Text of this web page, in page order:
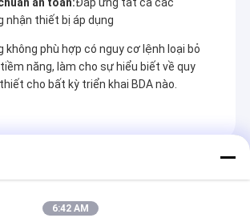
an toàn:Đáp ứng tất cả các
nhận thiết bị áp dụng
không phù hợp có nguy cơ lệnh loại bỏ
năng, làm cho sự hiểu biết về quy
cho bất kỳ triển khai BDA nào.
Products
6:42 AM